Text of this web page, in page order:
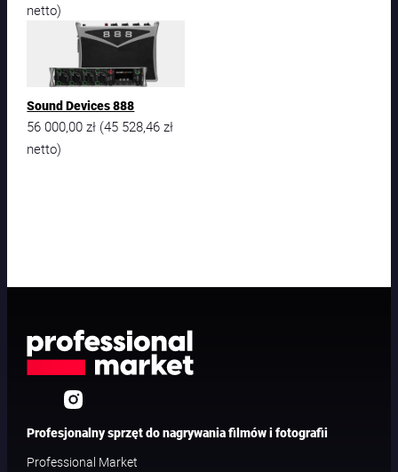
netto)
Sound Devices 888
56 000,00zł (45 528,46zł
netto)
Profesjonalny sprzęt do nagrywania filmów i fotografii
Professional Market